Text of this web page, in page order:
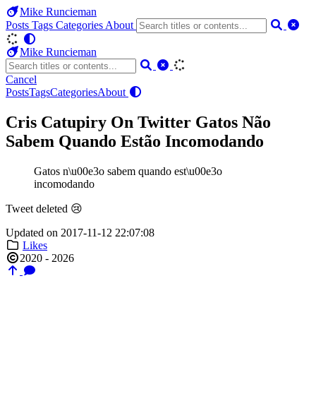
Mike Runcieman
Posts Tags Categories About
Mike Runcieman
Cancel
PostsTagsCategoriesAbout
Cris Catupiry On Twitter Gatos Não
Sabem Quando Estão Incomodando
Gatos n\u00e3o sabem quando est\u00e3o
incomodando
Tweet deleted 😢
Updated on 2017-11-12 22:07:08
Likes
2020 - 2026